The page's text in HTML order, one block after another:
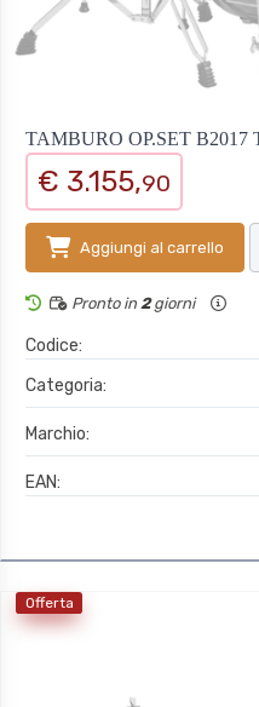
TAMBURO OP.SET B2017
€ 3.155,90
Aggiungi al carrello
Pronto in 2giorni
Codice:
Categoria:
Marchio:
EAN:
Offerta